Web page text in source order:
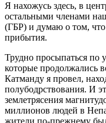
Я нахожусь здесь, в
остальными членами
(ГБР) и думаю о том, что
прибытия.
Трудно просыпаться по
которые продолжались
Катманду я провел,
полубодрствования. И
землетрясения
миллионов людей в